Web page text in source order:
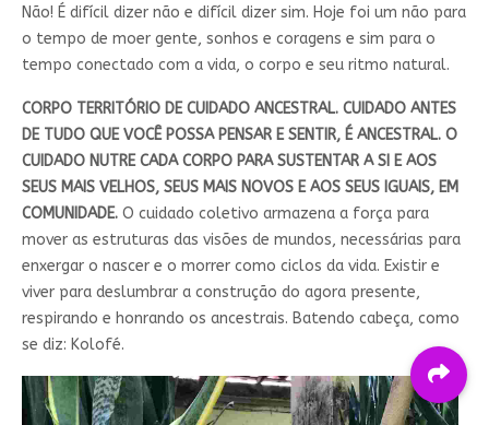
Não! É difícil dizer não e difícil dizer sim. Hoje foi um não para
o tempo de moer gente, sonhos e coragens e sim para o
tempo conectado com a vida, o corpo e seu ritmo natural.
CORPO TERRITÓRIO DE CUIDADO ANCESTRAL. CUIDADO ANTES
DE TUDO QUE VOCÊ POSSA PENSAR E SENTIR, É ANCESTRAL. O
CUIDADO NUTRE CADA CORPO PARA SUSTENTAR A SI E AOS
SEUS MAIS VELHOS, SEUS MAIS NOVOS E AOS SEUS IGUAIS, EM
COMUNIDADE.O cuidado coletivo armazena a força para
mover as estruturas das visões de mundos, necessárias para
enxergar o nascer e o morrer como ciclos da vida. Existir e
viver para deslumbrar a construção do agora presente,
respirando e honrando os ancestrais. Batendo cabeça, como
se diz: Kolofé.